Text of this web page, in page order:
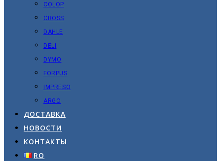
COLOP
CROSS
DAHLE
DELI
DYMO
FORPUS
IMPRESO
ARGO
ДОСТАВКА
НОВОСТИ
КОНТАКТЫ
RO